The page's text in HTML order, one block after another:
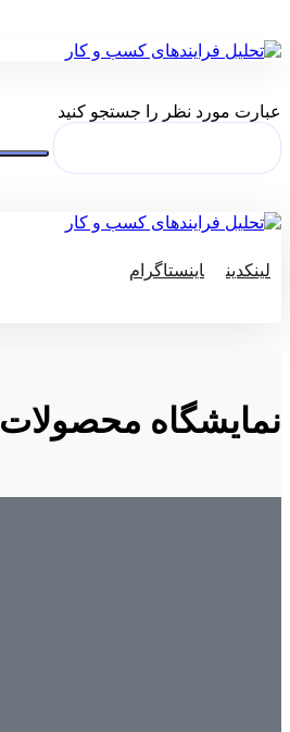
عبارت مورد نظر را جستجو کنید
لینکدین
اینستاگرام
نمایشگاه محصولات